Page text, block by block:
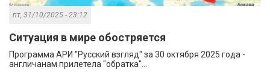
пт, 31/10/2025 - 23:12
Ситуация в мире обостряется
Программа АРИ "Русский взгляд" за 30 октября 2025 года -
англичанам прилетела "обратка"...